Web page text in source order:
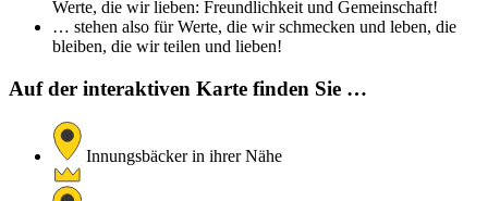
Werte, die wir lieben: Freundlichkeit und Gemeinschaft!
… stehen also für Werte, die wir schmecken und leben, die
bleiben, die wir teilen und lieben!
Auf der interaktiven Karte finden Sie …
Innungsbäcker in ihrer Nähe